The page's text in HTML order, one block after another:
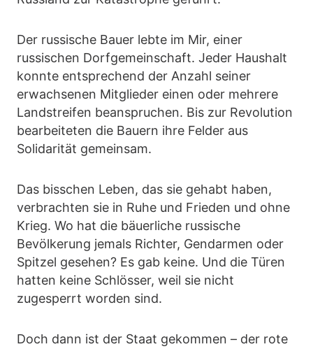
Der russische Bauer lebte im Mir, einer
russischen Dorfgemeinschaft. Jeder Haushalt
konnte entsprechend der Anzahl seiner
erwachsenen Mitglieder einen oder mehrere
Landstreifen beanspruchen. Bis zur Revolution
bearbeiteten die Bauern ihre Felder aus
Solidarität gemeinsam.
Das bisschen Leben, das sie gehabt haben,
verbrachten sie in Ruhe und Frieden und ohne
Krieg. Wo hat die bäuerliche russische
Bevölkerung jemals Richter, Gendarmen oder
Spitzel gesehen? Es gab keine. Und die Türen
hatten keine Schlösser, weil sie nicht
zugesperrt worden sind.
Doch dann ist der Staat gekommen – der rote